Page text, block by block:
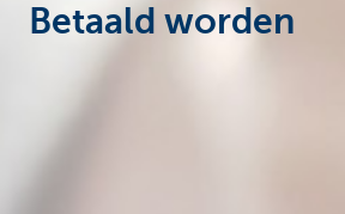
Betaald worden